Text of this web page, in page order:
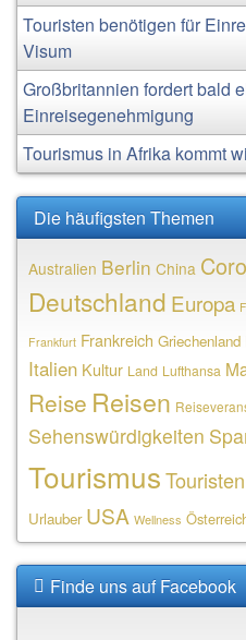
Touristen benötigen für
Visum
Großbritannien fordert bald
Einreisegenehmigung
Tourismus in Afrika kommt
Die häufigsten Themen
Australien Berlin China
Deutschland Europa
Frankfurt Frankreich Griechenland
Italien Kultur Land Lufthansa
Reise Reisen
Sehenswürdigkeiten
TourismusTouristen
Urlauber USA Wellness
Finde uns auf Facebook